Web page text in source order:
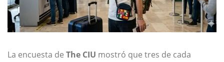
La encuesta de The CIU mostró que tres de cada